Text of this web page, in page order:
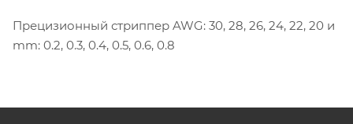
Прецизионный стриппер AWG: 30, 28, 26, 24, 22, 20 и
mm: 0.2, 0.3, 0.4, 0.5, 0.6, 0.8